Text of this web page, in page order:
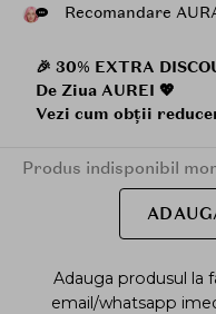
Recomandare
🎉 30% EXTRA
De Ziua AUREI 💖
Vezi cum obții
Produs indisponibil
Adauga produsul la
email/whatsapp